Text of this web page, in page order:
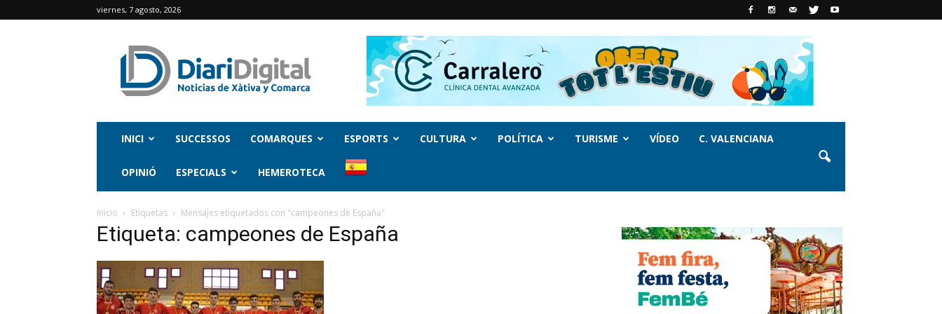
viernes, 7 agosto, 2026
INICI SUCCESSOS COMARQUES ESPORTS CULTURA POLÍTICA TURISME VÍDEO C. VALENCIANA
OPINIÓ ESPECIALS HEMEROTECA
Inicio Etiquetas Mensajes etiquetados con "campeones de España"
Etiqueta: campeones de España